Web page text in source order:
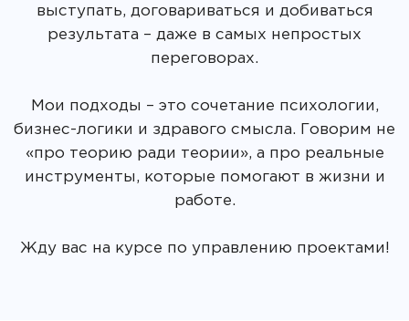
выступать, договариваться и добиваться
результата – даже в самых непростых
переговорах.
Мои подходы – это сочетание психологии,
бизнес-логики и здравого смысла. Говорим не
«про теорию ради теории», а про реальные
инструменты, которые помогают в жизни и
работе.
Жду вас на курсе по управлению проектами!